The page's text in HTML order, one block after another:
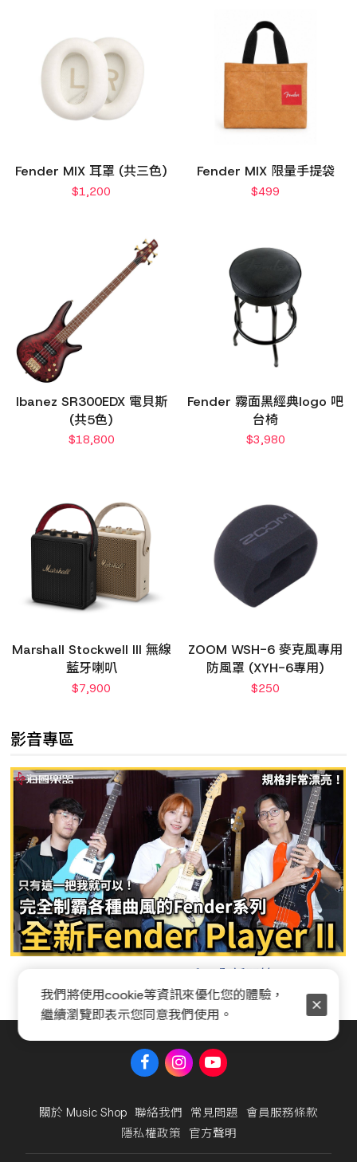
Fender MIX 耳罩 (共三色)
$1,200
Fender MIX 限量手提袋
$499
Ibanez SR300EDX 電貝斯
(共5色)
$18,800
Fender 霧面黑經典logo 吧
台椅
$3,980
Marshall Stockwell III 無線
藍牙喇叭
$7,900
ZOOM WSH-6 麥克風專用
防風罩 (XYH-6專用)
$250
影音專區
Fender Player II 系列全新開箱
關於 Music Shop 聯絡我們 常見問題 會員服務條款
隱私權政策 官方聲明
我們將使用cookie等資訊來優化您的體驗，
繼續瀏覽即表示您同意我們使用。